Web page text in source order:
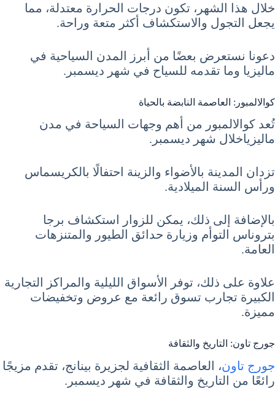
خلال هذا الشهر، تكون درجات الحرارة معتدلة، مما
يجعل التجول والاستكشاف أكثر متعة وراحة.
دعونا نستعرض بعضًا من أبرز المدن السياحية في
ماليزيا وما تقدمه للسياح في شهر ديسمبر.
كوالالمبور: العاصمة النابضة بالحياة
تُعد كوالالمبور من أهم وجهات السياحة في مدن
ماليزياخلال شهر ديسمبر.
تزدان المدينة بالأضواء والزينة احتفالًا بالكريسماس
ورأس السنة الميلادية.
بالإضافة إلى ذلك، يمكن للزوار استكشاف برجا
بتروناس التوأم وزيارة حدائق الطيور والمتنزهات
العامة.
علاوة على ذلك، توفر الأسواق الليلية والمراكز التجارية
الكبيرة تجارب تسوق رائعة مع عروض وتخفيضات
مميزة.
جورج تاون: التاريخ والثقافة
جورج تاون، العاصمة الثقافية لجزيرة بينانج، تقدم مزيجًا
رائعًا من التاريخ والثقافة في شهر ديسمبر.